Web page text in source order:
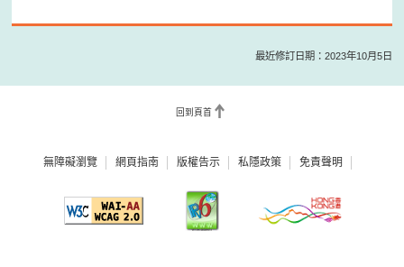
最近修訂日期：2023年10月5日
回到頁首
無障礙瀏覽 網頁指南 版權告示 私隱政策 免責聲明